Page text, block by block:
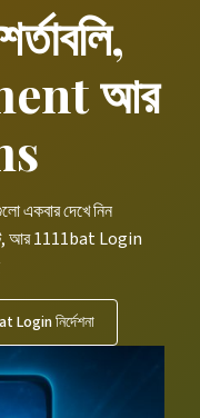
আর
একবার দেখে নিন
আর 1111bat Login
Login নির্দেশনা